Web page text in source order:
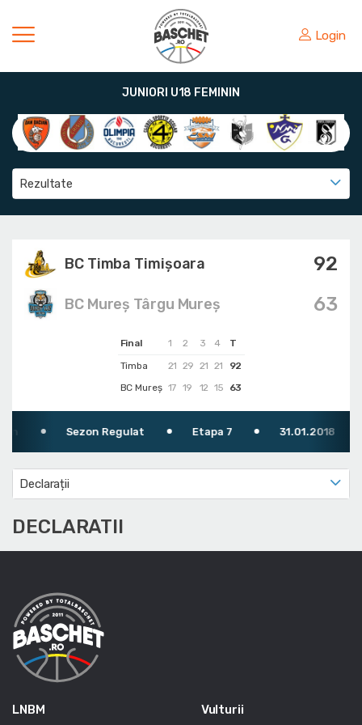
Login
JUNIORI U18 FEMININ
Rezultate
BC Timba Timişoara 92
Final 1 2 3 4
T
Timba
21 29 21 21
92
BC Mureș 17 19 12 15 63
63
BC Mureș Târgu Mureș
Sezon Regulat Etapa 7 31.01.2018
Declarații
DECLARATII
LNBM Vulturii